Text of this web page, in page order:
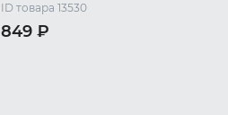
ID товара 13530
849 ₽